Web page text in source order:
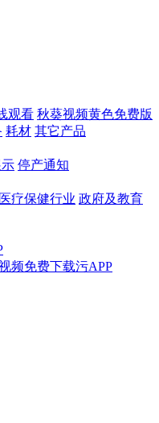
观看 秋葵视频黄色免费版
耗材 其它产品
停产通知
医疗保健行业 政府及教育
频免费下载污APP